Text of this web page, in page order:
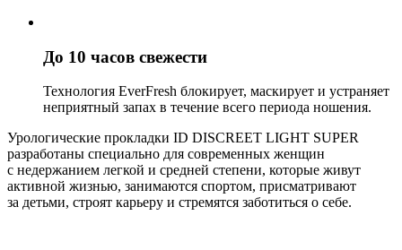
До 10 часов свежести
Технология EverFresh блокирует, маскирует и устраняет
неприятный запах в течение всего периода ношения.
Урологические прокладки ID DISCREET LIGHT SUPER
разработаны специально для современных женщин
с недержанием легкой и средней степени, которые живут
активной жизнью, занимаются спортом, присматривают
за детьми, строят карьеру и стремятся заботиться о себе.